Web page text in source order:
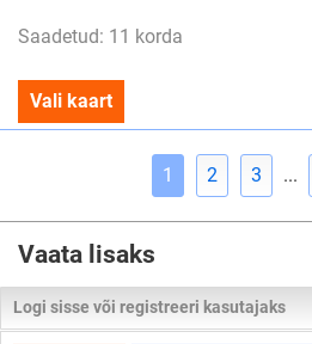
Saadetud: 11 korda
Vali kaart
1 2 3 ...
Vaata lisaks
Logi sisse või registreeri kasutajaks